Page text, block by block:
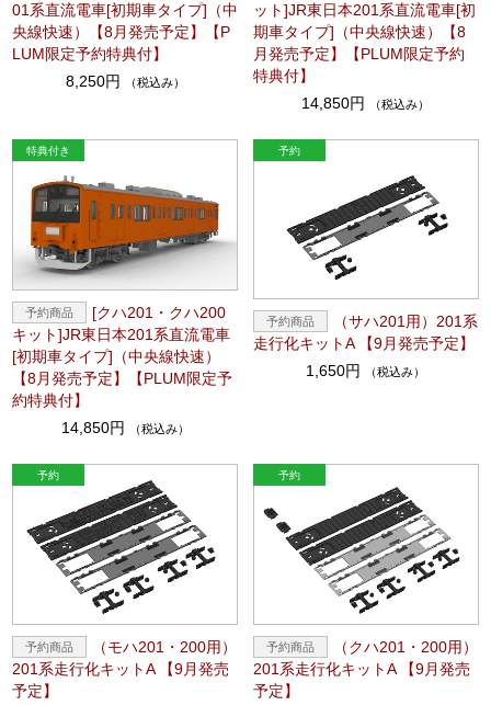
01系直流電車[初期車タイプ]（中
央線快速）【8月発売予定】【P
LUM限定予約特典付】
8,250円
（税込み）
ット]JR東日本201系直流電車[初
期車タイプ]（中央線快速）【8
月発売予定】【PLUM限定予約
特典付】
14,850円
（税込み）
[クハ201・クハ200
キット]JR東日本201系直流電車
[初期車タイプ]（中央線快速）
【8月発売予定】【PLUM限定予
約特典付】
14,850円
（税込み）
（サハ201用）201系
走行化キットA 【9月発売予定】
1,650円
（税込み）
（モハ201・200用）
201系走行化キットA 【9月発売
予定】
（クハ201・200用）
201系走行化キットA 【9月発売
予定】